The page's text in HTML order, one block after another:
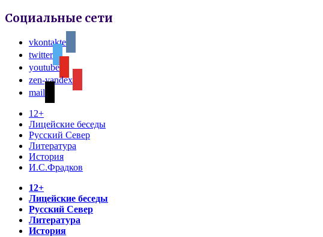
Социальные сети
vkontakte
twitter
youtube
zen-yandex
mail
12+
Лицейские беседы
Русский Север
Литература
История
И.С.Фрадков
12+
Лицейские беседы
Русский Север
Литература
История